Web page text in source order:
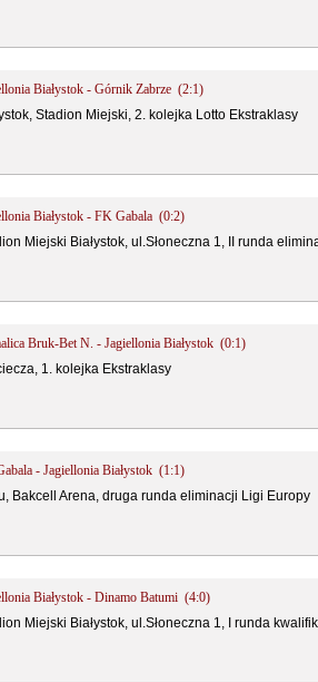
Białystok - Górnik Zabrze (2:1)
Stadion Miejski, 2. kolejka Lotto Ekstraklasy
Białystok - FK Gabala (0:2)
Miejski Białystok, ul.Słoneczna 1, II runda
Bruk-Bet N. - Jagiellonia Białystok (0:1)
1. kolejka Ekstraklasy
- Jagiellonia Białystok (1:1)
Bakcell Arena, druga runda eliminacji Ligi Europy
Białystok - Dinamo Batumi (4:0)
Miejski Białystok, ul.Słoneczna 1, I runda